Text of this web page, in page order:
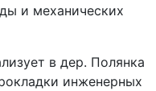
и механических
в дер. Полянка
инженерных